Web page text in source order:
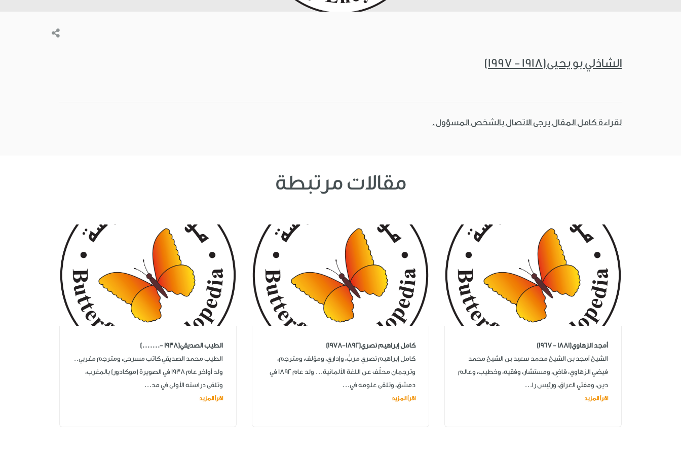
الشاذلي بو يحيى(1918 - 1997)
لقراءة كامل المقال يرجى الاتصال بالشخص المسؤول.
مقالات مرتبطة
أمجد الزهاوي(1881 - 1967)
الشيخ أمجد بن الشيخ محمد سعيد بن الشيخ محمد
فيضي الزهاوي، قاضٍ، ومستشار، وفقيه، وخطيب، وعالم
دين، ومفتي العراق، ورئيس را...
اقرأ المزيد
كامل إبراهيم نصري(1892-1978)
كامل إبراهيم نصري مربٍّ، وإداري، ومؤلف، ومترجم،
وترجمان محلّف عن اللغة الألمانية... ولد عام 1892 في
دمشق، وتلقى علومه في...
اقرأ المزيد
الطيب الصديقي(1938 -.......)
الطيب محمد الصديقي كاتب مسرحي، ومترجم مغربي..
ولد أواخر عام 1938 في الصويرة (موكادور) بالمغرب،
وتلقى دراسته الأولى في مد...
اقرأ المزيد